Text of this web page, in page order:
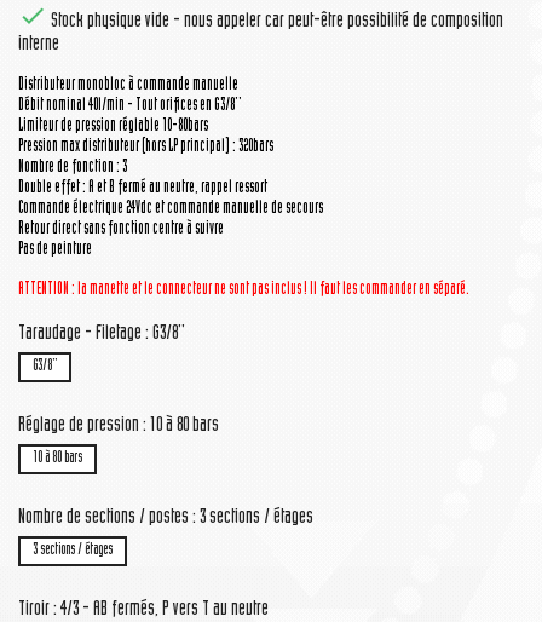
 Stock physique vide - nous appeler car peut-être possibilité de composition
interne
Distributeur monobloc à commande manuelle
Débit nominal 40l/min - Tout orifices en G3/8''
Limiteur de pression réglable 10-80bars
Pression max distributeur (hors LP principal) : 320bars
Nombre de fonction : 3
Double effet : A et B fermé au neutre, rappel ressort
Commande électrique 24Vdc et commande manuelle de secours
Retour direct sans fonction centre à suivre
Pas de peinture
ATTENTION : la manette et le connecteurne sont pas inclus ! Il faut les commander en séparé.
Taraudage - Filetage : G3/8''
G3/8''
Réglage de pression : 10 à 80 bars
10 à 80 bars
Nombre de sections / postes : 3 sections / étages
3 sections / étages
Tiroir : 4/3 - AB fermés, P vers T au neutre